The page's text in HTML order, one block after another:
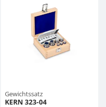
Gewichtssatz
KERN 323-04